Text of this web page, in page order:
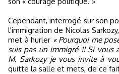
Cependant, interrogé sur son
l'immigration de Nicolas
met à hurler « Pourquoi me
suis pas un immigré !! Si vous
M. Sarkozy je vous invite à
quitte la salle et mets, de ce